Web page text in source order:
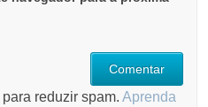
reduzir spam.Aprenda